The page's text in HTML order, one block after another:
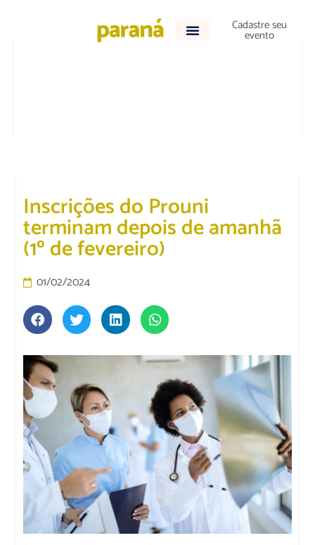
Cadastre seu
evento
Inscrições do Prouni
terminam depois de amanhã
(1º de fevereiro)
01/02/2024